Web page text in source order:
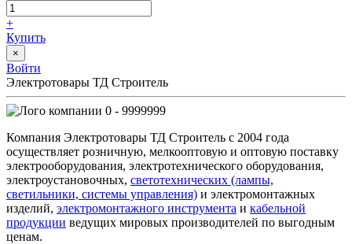
+
Купить
×
Войти
Электротовары ТД Строитель
0 - 9999999
Компания Электротовары ТД Строитель с 2004 года
осуществляет розничную, мелкооптовую и оптовую поставку
электрооборудования, электротехнического оборудования,
электроустановочных, светотехнических (лампы,
светильники, системы управления) и электромонтажных
изделий, электромонтажного инструмента и кабельной
продукции ведущих мировых производителей по выгодным
ценам.